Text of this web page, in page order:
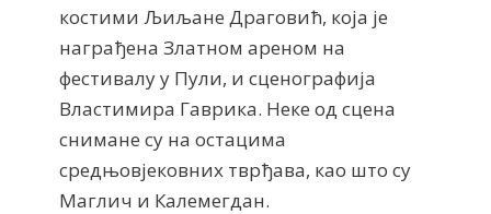
костими Љиљане Драговић, која је
награђена Златном ареном на
фестивалу у Пули, и сценографија
Властимира Гаврика. Неке од сцена
снимане су на остацима
средњовјековних тврђава, као што су
Маглич и Калемегдан.